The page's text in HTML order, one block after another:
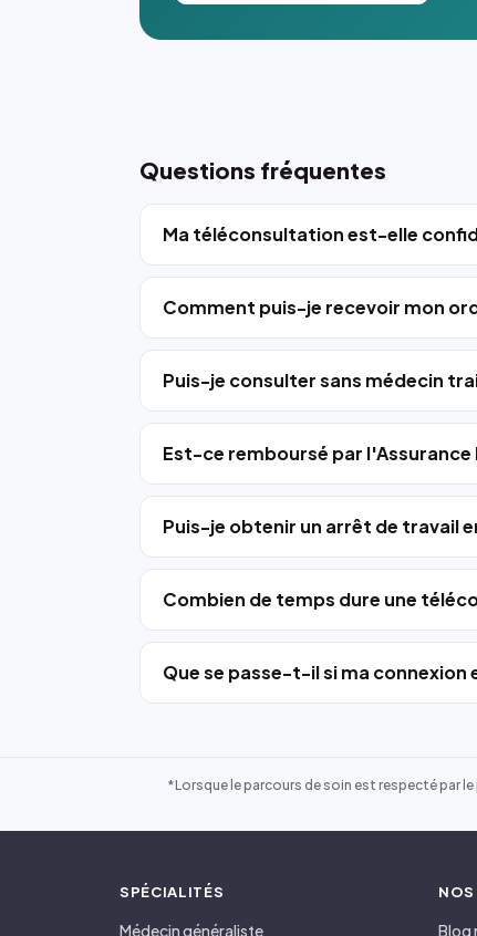
Questions fréquentes
Ma téléconsultation est-elle
Comment puis-je recevoir mon
Puis-je consulter sans médecin
Est-ce remboursé par l'Assurance
Puis-je obtenir un arrêt de travail
Combien de temps dure une
Que se passe-t-il si ma connexion
*Lorsque le parcours de soin est respecté par
SPÉCIALITÉS
Médecin généraliste
NOS
Blog